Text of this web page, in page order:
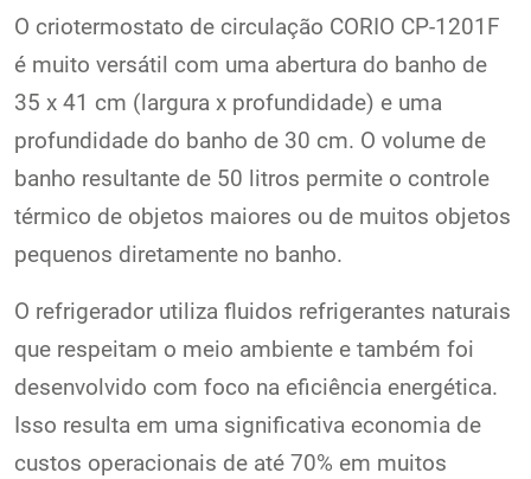
O criotermostato de circulação CORIO CP-1201F
é muito versátil com uma abertura do banho de
35 x 41 cm (largura x profundidade) e uma
profundidade do banho de 30 cm. O volume de
banho resultante de 50 litros permite o controle
térmico de objetos maiores ou de muitos objetos
pequenos diretamente no banho.
O refrigerador utiliza fluidos refrigerantes naturais
que respeitam o meio ambiente e também foi
desenvolvido com foco na eficiência energética.
Isso resulta em uma significativa economia de
custos operacionais de até 70% em muitos